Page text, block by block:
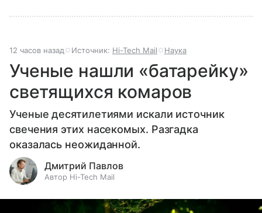
12 часов назад Источник: Hi-Tech Mail Наука
Ученые нашли «батарейку»
светящихся комаров
Ученые десятилетиями искали источник
свечения этих насекомых. Разгадка
оказалась неожиданной.
Дмитрий Павлов
Автор Hi-Tech Mail